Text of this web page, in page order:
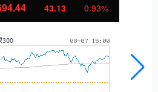
1134.24 11.37 1.01%